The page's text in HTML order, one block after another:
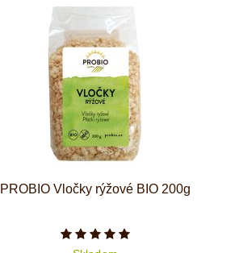
PROBIO Vločky rýžové BIO 200g
Počet hvězdiček je 5 z 5